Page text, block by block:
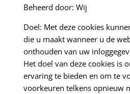
Beheerd door: Wij
Doel: Met deze cookies
die u maakt wanneer u de
onthouden van uw
Het doel van deze cookies is
ervaring te bieden en om te
voorkeuren telkens opnieuw